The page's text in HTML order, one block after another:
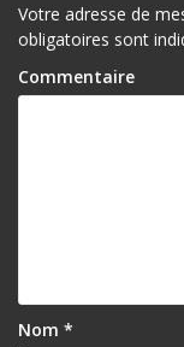
Votre adresse de
obligatoires sont
Commentaire
Nom *